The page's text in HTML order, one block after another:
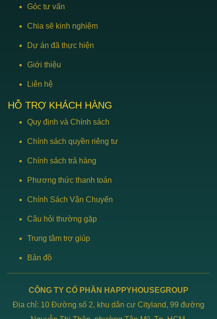
Góc tư vấn
Chia sẽ kinh nghiệm
Dự án đã thực hiện
Giới thiệu
Liên hệ
HỖ TRỢ KHÁCH HÀNG
Quy định và Chính sách
Chính sách quyền riêng tư
Chính sách trả hàng
Phương thức thanh toán
Chính Sách Vận Chuyển
Câu hỏi thường gặp
Trung tâm trợ giúp
Bản đồ
CÔNG TY CỔ PHẦN HAPPYHOUSEGROUP
Địa chỉ: 10 Đường số 2, khu dân cư Cityland, 99 đường